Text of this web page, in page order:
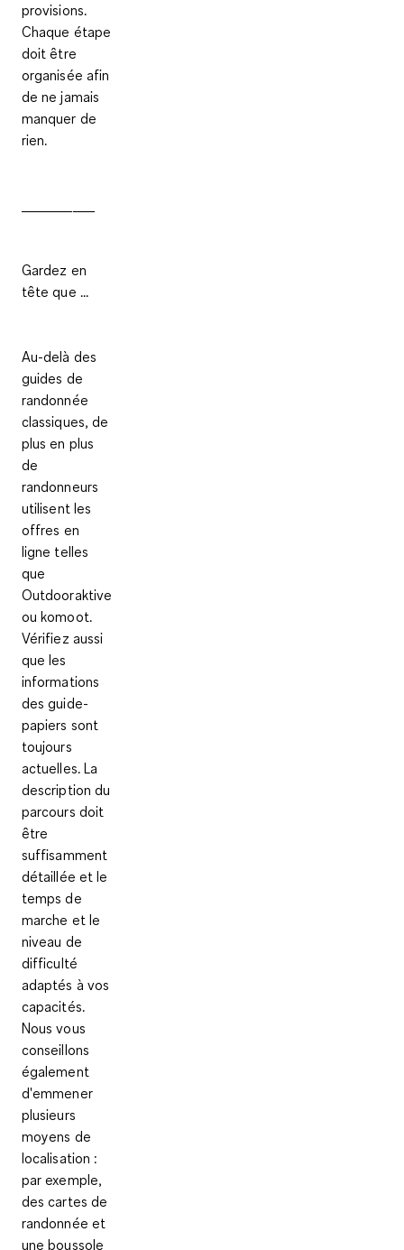
provisions.
Chaque étape
doit être
organisée afin
de ne jamais
manquer de
rien.
Gardez en
tête que ...
Au-delà des
guides de
randonnée
classiques, de
plus en plus
de
randonneurs
utilisent les
offres en
ligne telles
que
Outdooraktive
ou komoot.
Vérifiez aussi
que les
informations
des guide-
papiers sont
toujours
actuelles. La
description du
parcours doit
être
suffisamment
détaillée et le
temps de
marche et le
niveau de
difficulté
adaptés à vos
capacités.
Nous vous
conseillons
également
d'emmener
plusieurs
moyens de
localisation :
par exemple,
des cartes de
randonnée et
une boussole